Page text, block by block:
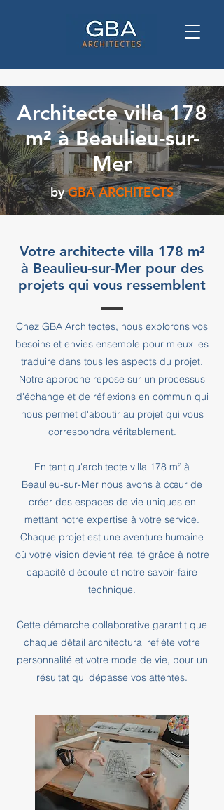
Architecte villa 178
m² à Beaulieu-sur-
Mer
by GBA ARCHITECTS
Votre architecte villa 178 m²
à Beaulieu-sur-Mer pour des
projets qui vous ressemblent
Chez GBA Architectes, nous explorons vos
besoins et envies ensemble pour mieux les
traduire dans tous les aspects du projet.
Notre approche repose sur un processus
d'échange et de réflexions en commun qui
nous permet d'aboutir au projet qui vous
correspondra véritablement.
En tant qu'architecte villa 178 m² à
Beaulieu-sur-Mer nous avons à cœur de
créer des espaces de vie uniques en
mettant notre expertise à votre service.
Chaque projet est une aventure humaine
où votre vision devient réalité grâce à notre
capacité d'écoute et notre savoir-faire
technique.
Cette démarche collaborative garantit que
chaque détail architectural reflète votre
personnalité et votre mode de vie, pour un
résultat qui dépasse vos attentes.